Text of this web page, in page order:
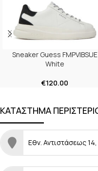
Sneaker Guess FMPVIBSUE
White
€120.00
ΚΑΤΑΣΤΗΜΑ
Εθν. Αντιστάσεως 14,